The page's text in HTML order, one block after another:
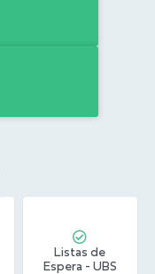
Listas de
Espera - UBS